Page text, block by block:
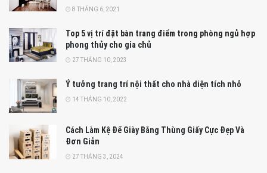
8 THÁNG 6, 2021
Top 5 vị trí đặt bàn trang điểm trong phòng ngủ hợp
phong thủy cho gia chủ
27 THÁNG 10, 2023
Ý tưởng trang trí nội thất cho nhà diện tích nhỏ
14 THÁNG 10, 2022
Cách Làm Kệ Để Giày Bằng Thùng Giấy Cực Đẹp Và
Đơn Giản
27 THÁNG 3, 2024